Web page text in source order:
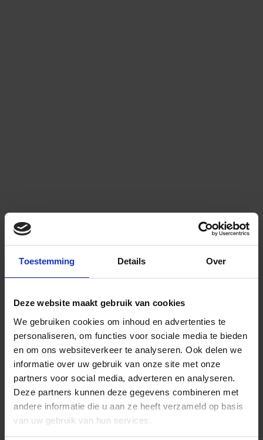
Toestemming Details Over
Deze website maakt gebruik van cookies
We gebruiken cookies om inhoud en advertenties te
personaliseren, om functies voor sociale media te bieden
en om ons websiteverkeer te analyseren. Ook delen we
informatie over uw gebruik van onze site met onze
partners voor social media, adverteren en analyseren.
Deze partners kunnen deze gegevens combineren met
andere informatie die u aan ze heeft verzameld op basis
van uw gebruik van hun services.